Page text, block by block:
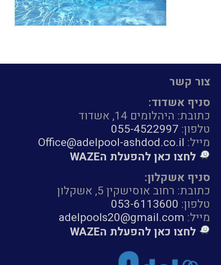
צור קשר
סניף אשדוד:
כתובת: היהלומים 14, אשדוד
טלפון: 055-4522997
מייל: Office@adelpool-ashdod.co.il
לחצו כאן להפעלת הWAZE
סניף אשקלון:
כתובת: רחוב אוסישקין 5, אשקלון
טלפון: 053-6113600
מייל: adelpools20@gmail.com
לחצו כאן להפעלת הWAZE